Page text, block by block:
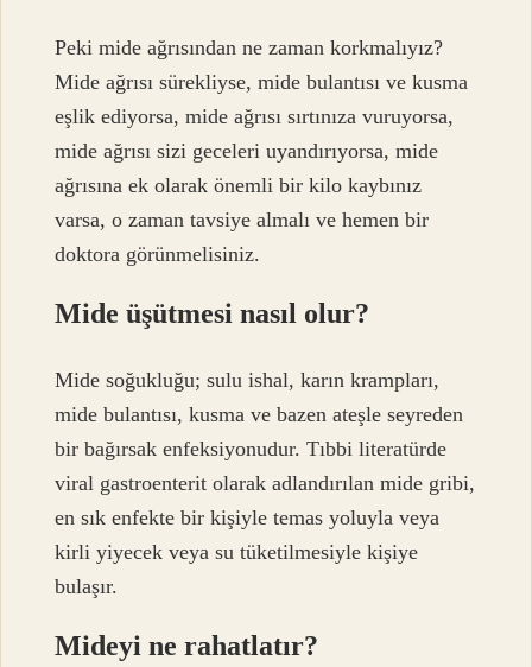
Peki mide ağrısından ne zaman korkmalıyız?
Mide ağrısı sürekliyse, mide bulantısı ve kusma
eşlik ediyorsa, mide ağrısı sırtınıza vuruyorsa,
mide ağrısı sizi geceleri uyandırıyorsa, mide
ağrısına ek olarak önemli bir kilo kaybınız
varsa, o zaman tavsiye almalı ve hemen bir
doktora görünmelisiniz.
Mide üşütmesi nasıl olur?
Mide soğukluğu; sulu ishal, karın krampları,
mide bulantısı, kusma ve bazen ateşle seyreden
bir bağırsak enfeksiyonudur. Tıbbi literatürde
viral gastroenterit olarak adlandırılan mide gribi,
en sık enfekte bir kişiyle temas yoluyla veya
kirli yiyecek veya su tüketilmesiyle kişiye
bulaşır.
Mideyi ne rahatlatır?